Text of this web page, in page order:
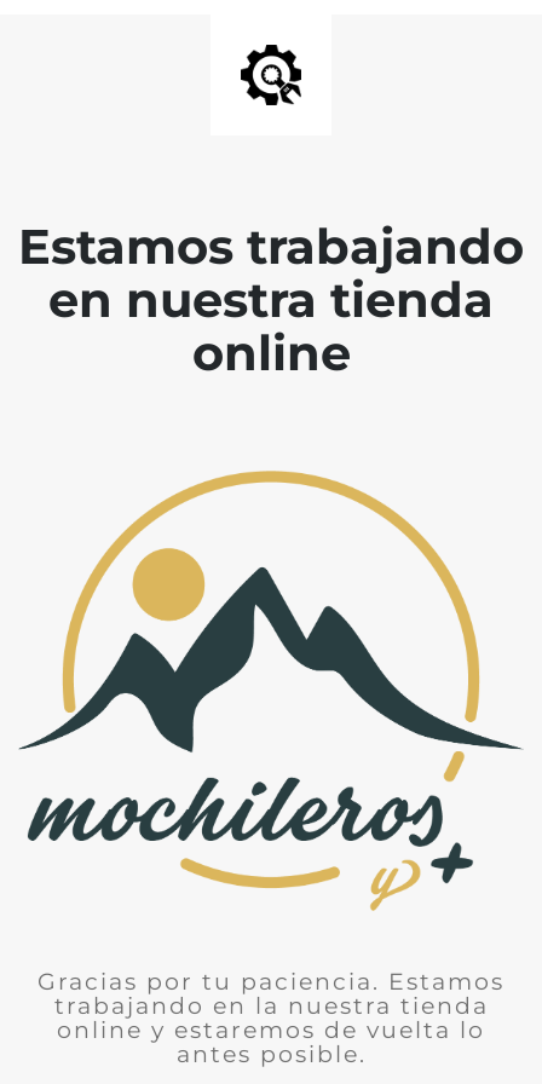
Estamos trabajando
en nuestra tienda
online
Gracias por tu paciencia. Estamos
trabajando en la nuestra tienda
online y estaremos de vuelta lo
antes posible.